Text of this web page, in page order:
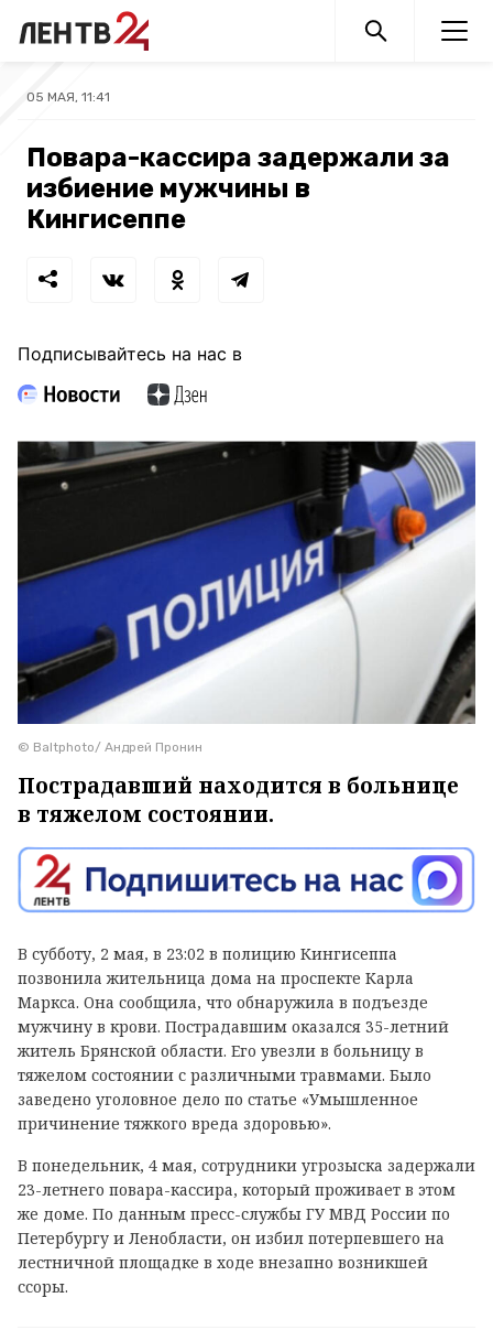
05 МАЯ, 11:41
Повара-кассира задержали за
избиение мужчины в
Кингисеппе
Подписывайтесь на нас в
© Baltphoto/ Андрей Пронин
Пострадавший находится в больнице
в тяжелом состоянии.
В субботу, 2 мая, в 23:02 в полицию Кингисеппа
позвонила жительница дома на проспекте Карла
Маркса. Она сообщила, что обнаружила в подъезде
мужчину в крови. Пострадавшим оказался 35-летний
житель Брянской области. Его увезли в больницу в
тяжелом состоянии с различными травмами. Было
заведено уголовное дело по статье «Умышленное
причинение тяжкого вреда здоровью».
В понедельник, 4 мая, сотрудники угрозыска задержали
23-летнего повара-кассира, который проживает в этом
же доме. По данным пресс-службы ГУ МВД России по
Петербургу и Ленобласти, он избил потерпевшего на
лестничной площадке в ходе внезапно возникшей
ссоры.